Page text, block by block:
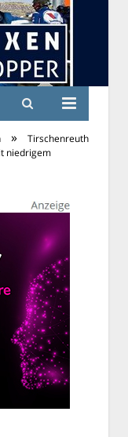
»
Tirschenreuth
niedrigem